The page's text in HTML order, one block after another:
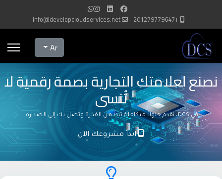
+201279779647
info@developcloudservices.net
Select your language
Ar
نصنع لعلامتك التجارية بصمة رقمية لا
تُنسى
في DCS، نقدم حلولاً متكاملة تبدأ من الفكرة وتصل بك إلى الصدارة.
ابدأ مشروعك الآن